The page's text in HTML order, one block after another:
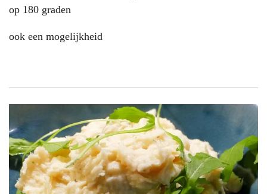
op 180 graden
ook een mogelijkheid